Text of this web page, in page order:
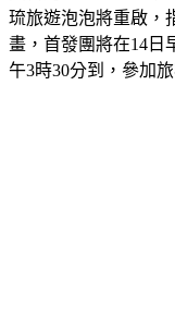
因台灣COVID-19（
琉旅遊泡泡將重啟，
畫，首發團將在14日